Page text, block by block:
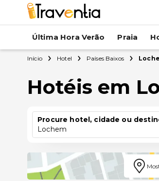
Última Hora Verão Praia
Início Hotel Países Baixos
Hotéis em
Procure hotel, cidade ou
Lochem